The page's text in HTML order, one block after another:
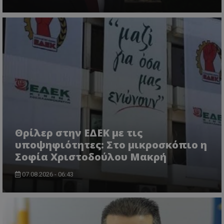
Θρίλερ στην ΕΔΕΚ με τις
υποψηφιότητες: Στο μικροσκόπιο η
Σοφία Χριστοδούλου Μακρή
07.08.2026 - 06:43
ASP.NET_SessionId
Microsoft Corporation
VISITOR_PRIVACY_METADATA